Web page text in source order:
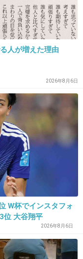
か！
ないやん。
人が増えた理由
2026年8月6日
W杯でインスタフォ
位 大谷翔平
2026年8月6日